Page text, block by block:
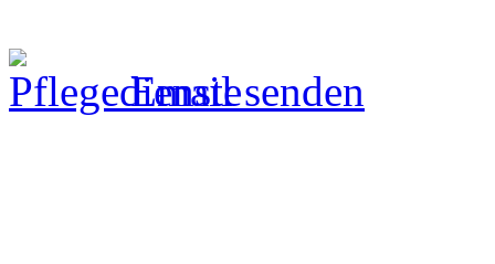
Email senden